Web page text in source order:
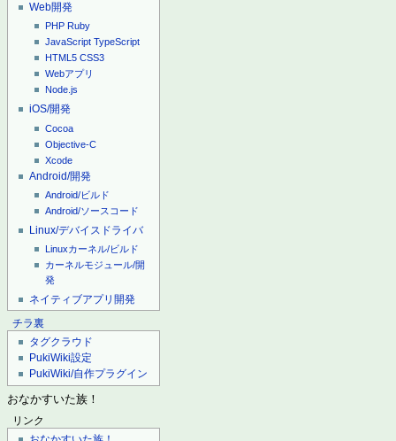
Web開発
PHP Ruby
JavaScript TypeScript
HTML5 CSS3
Webアプリ
Node.js
iOS/開発
Cocoa
Objective-C
Xcode
Android/開発
Android/ビルド
Android/ソースコード
Linux/デバイスドライバ
Linuxカーネル/ビルド
カーネルモジュール/開
発
ネイティブアプリ開発
チラ裏
タグクラウド
PukiWiki設定
PukiWiki/自作プラグイン
おなかすいた族！
リンク